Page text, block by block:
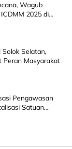
Wagub
2025 di
Selatan,
Peran Masyarakat
Pengawasan
Satuan